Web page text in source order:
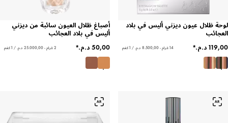
لوحة ظلال عيون ديزني أليس في بلاد
العجائب
14 غرام - ‏8.500,00 د.م.‏ / 1 كغم
أصباغ ظلال العيون سائبة من ديزني
أليس في بلاد العجائب
2 غرام - ‏25.000,00 د.م.‏ / 1 كغم